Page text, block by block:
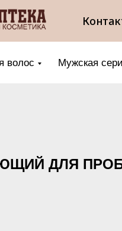
волос Мужская
ДЛЯ